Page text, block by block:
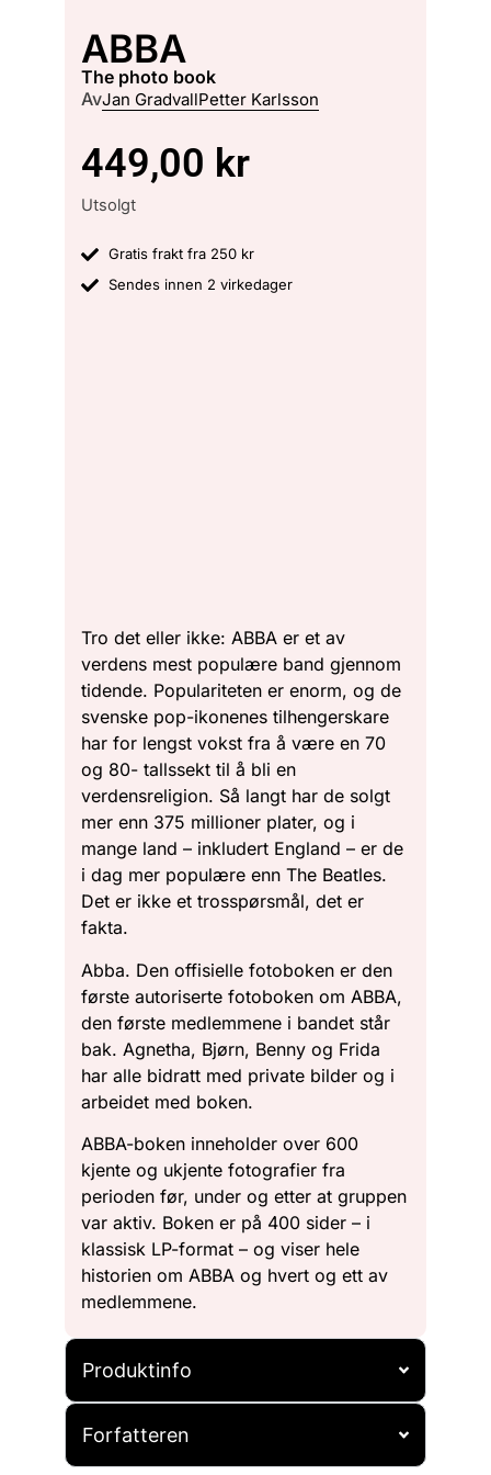
ABBA
the photo book
AvJan GradvallPetter Karlsson
449,00 kr
Utsolgt
Gratis frakt fra 250 kr
Sendes innen 2 virkedager
Tro det eller ikke: ABBA er et av
verdens mest populære band gjennom
tidende. Populariteten er enorm, og de
svenske pop-ikonenes tilhengerskare
har for lengst vokst fra å være en 70
og 80- tallssekt til å bli en
verdensreligion. Så langt har de solgt
mer enn 375 millioner plater, og i
mange land – inkludert England – er de
i dag mer populære enn The Beatles.
Det er ikke et trosspørsmål, det er
fakta.
Abba. Den offisielle fotoboken er den
første autoriserte fotoboken om ABBA,
den første medlemmene i bandet står
bak. Agnetha, Bjørn, Benny og Frida
har alle bidratt med private bilder og i
arbeidet med boken.
ABBA-boken inneholder over 600
kjente og ukjente fotografier fra
perioden før, under og etter at gruppen
var aktiv. Boken er på 400 sider – i
klassisk LP-format – og viser hele
historien om ABBA og hvert og ett av
medlemmene.
Produktinfo
Forfatteren